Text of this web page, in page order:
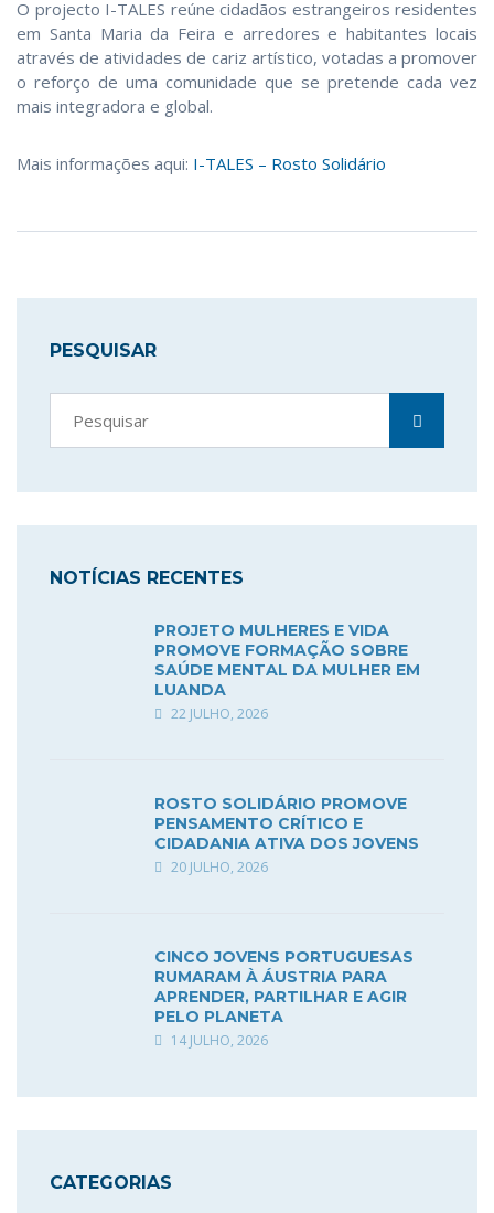
O projecto I-TALES reúne cidadãos estrangeiros residentes
em Santa Maria da Feira e arredores e habitantes locais
através de atividades de cariz artístico, votadas a promover
o reforço de uma comunidade que se pretende cada vez
mais integradora e global.
Mais informações aqui: I-TALES – Rosto Solidário
PESQUISAR
NOTÍCIAS RECENTES
PROJETO MULHERES E VIDA
PROMOVE FORMAÇÃO SOBRE
SAÚDE MENTAL DA MULHER EM
LUANDA
22 JULHO, 2026
ROSTO SOLIDÁRIO PROMOVE
PENSAMENTO CRÍTICO E
CIDADANIA ATIVA DOS JOVENS
20 JULHO, 2026
CINCO JOVENS PORTUGUESAS
RUMARAM À ÁUSTRIA PARA
APRENDER, PARTILHAR E AGIR
PELO PLANETA
14 JULHO, 2026
CATEGORIAS